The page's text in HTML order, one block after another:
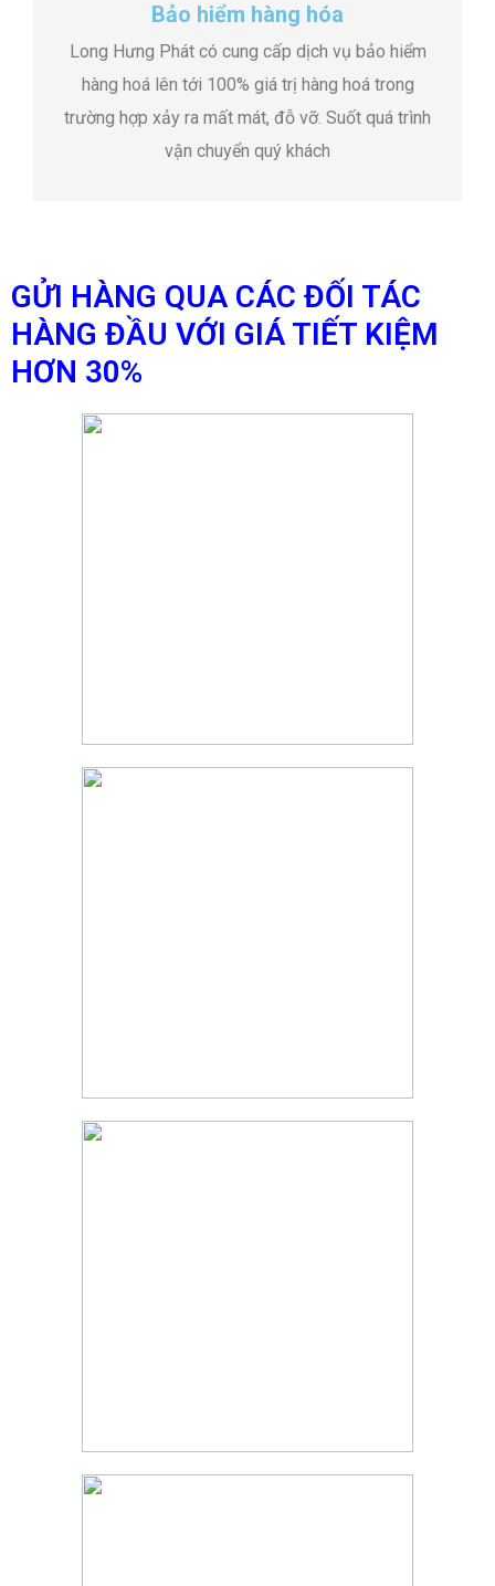
Bảo hiểm hàng hóa
Long Hưng Phát có cung cấp dịch vụ bảo hiểm
hàng hoá lên tới 100% giá trị hàng hoá trong
trường hợp xảy ra mất mát, đỗ vỡ. Suốt quá trình
vận chuyển quý khách
GỬI HÀNG QUA CÁC ĐỐI TÁC
HÀNG ĐẦU VỚI GIÁ TIẾT KIỆM
HƠN 30%